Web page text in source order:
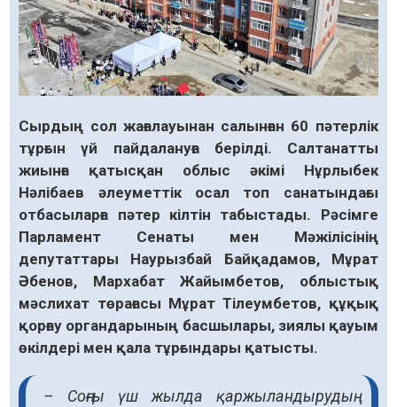
Сырдың сол жағалауынан салынған 60 пәтерлік
тұрғын үй пайдалануға берілді. Салтанатты
жиынға қатысқан облыс әкімі Нұрлыбек
Нәлібаев әлеуметтік осал топ санатындағы
отбасыларға пәтер кілтін табыстады. Рәсімге
Парламент Сенаты мен Мәжілісінің
депутаттары Наурызбай Байқадамов, Мұрат
Әбенов, Мархабат Жайымбетов, облыстық
мәслихат төрағасы Мұрат Тілеумбетов, құқық
қорғау органдарының басшылары, зиялы қауым
өкілдері мен қала тұрғындары қатысты.
– Соңғы үш жылда қаржыландырудың